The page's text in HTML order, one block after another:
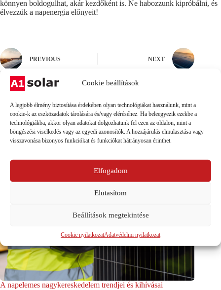
Cookie beállítások
A legjobb élmény biztosítása érdekében olyan technológiákat használunk, mint a
cookie-k az eszközadatok tárolására és/vagy eléréséhez. Ha beleegyezik ezekbe a
technológiákba, akkor olyan adatokat dolgozhatunk fel ezen az oldalon, mint a
böngészési viselkedés vagy az egyedi azonosítók. A hozzájárulás elmulasztása vagy
visszavonása bizonyos funkciókat és funkciókat hátrányosan érinthet.
Elfogadom
Elutasítom
Beállítások megtekintése
Cookie nyilatkozatAdatvédelmi nyilatkozat
könnyen boldogulhat, akár kezdőként is. Ne habozzunk kipróbálni, és
élvezzük a napenergia előnyeit!
PREVIOUS NEXT
Ezek is érdekelhetnek...
A napelemes nagykereskedelem trendjei és kihívásai